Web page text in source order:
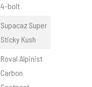
4-bolt
Supacaz Super
Sticky Kush
Roval Alpinist
Carbon